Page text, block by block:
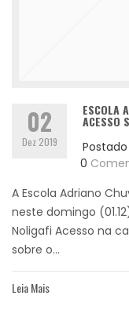
02
Dez 2019
ESCOLA
ACESSO
0
A Escola Adriano
neste domingo
Noligafi Acesso na
sobre o...
Leia Mais